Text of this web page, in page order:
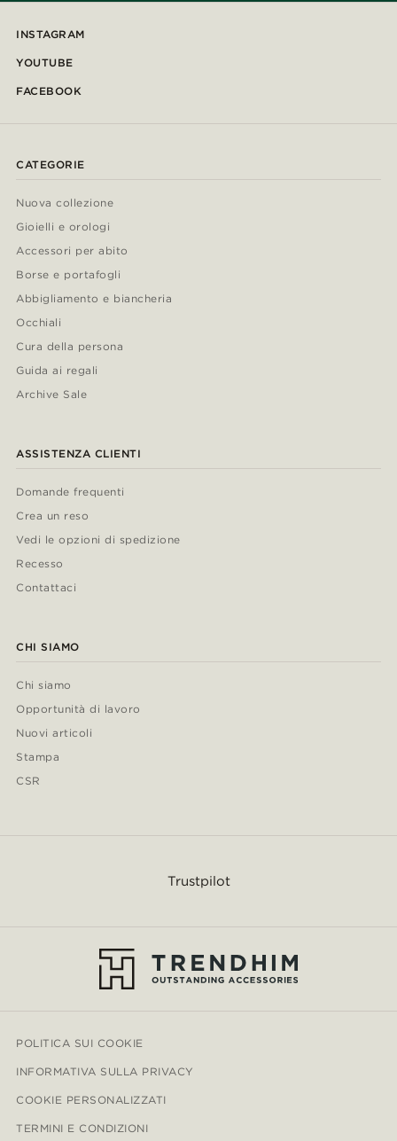
INSTAGRAM
YOUTUBE
FACEBOOK
CATEGORIE
Nuova collezione
Gioielli e orologi
Accessori per abito
Borse e portafogli
Abbigliamento e biancheria
Occhiali
Cura della persona
Guida ai regali
Archive Sale
ASSISTENZA CLIENTI
Domande frequenti
Crea un reso
Vedi le opzioni di spedizione
Recesso
Contattaci
CHI SIAMO
Chi siamo
Opportunità di lavoro
Nuovi articoli
Stampa
CSR
Trustpilot
POLITICA SUI COOKIE
INFORMATIVA SULLA PRIVACY
COOKIE PERSONALIZZATI
TERMINI E CONDIZIONI